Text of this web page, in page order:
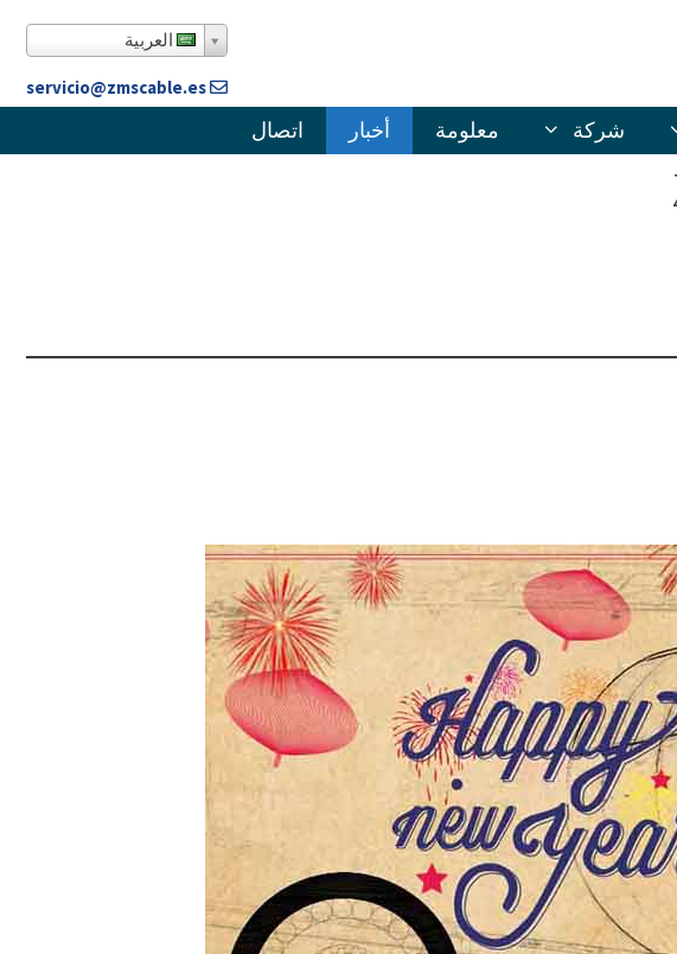
العربية
servicio@zmscable.es
شركة معلومة أخبار اتصال